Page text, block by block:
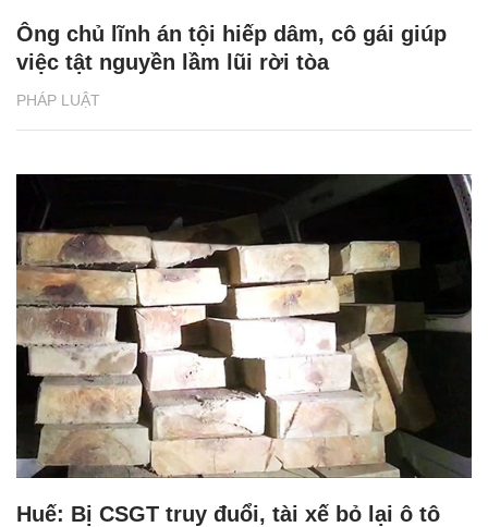
PHÁP LUẬT
Ông chủ lĩnh án tội hiếp dâm, cô gái giúp
việc tật nguyền lầm lũi rời tòa
Huế: Bị CSGT truy đuổi, tài xế bỏ lại ô tô